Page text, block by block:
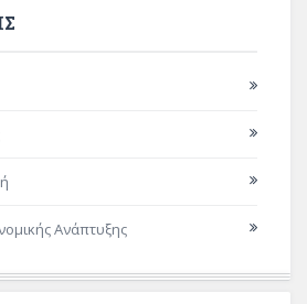
Ανάπτυξης